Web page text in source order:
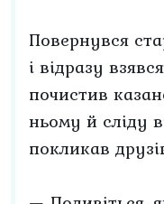
Повернувся
і відразу
почистив
ньому й сліду
покликав